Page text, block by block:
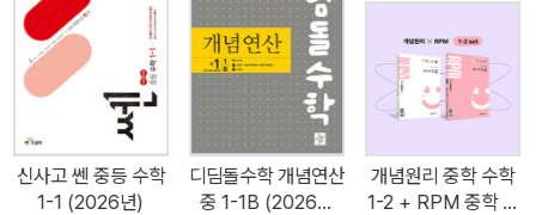
신사고 쎈 중등 수학
1-1 (2026년)
디딤돌수학 개념연산
중 1-1B (2026년
개념원리 중학 수학
1-2 + RPM 중학 수